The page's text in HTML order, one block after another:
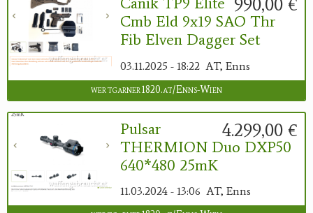
Cmb Eld 9x19 SAO Thr
Fib Elven Dagger Set
03.11.2025 - 18:22 AT, Enns
wertgarner1820.at/Enns-Wien
4.299,00 €
Pulsar
THERMION Duo DXP50
640*480 25mK
11.03.2024 - 13:06 AT, Enns